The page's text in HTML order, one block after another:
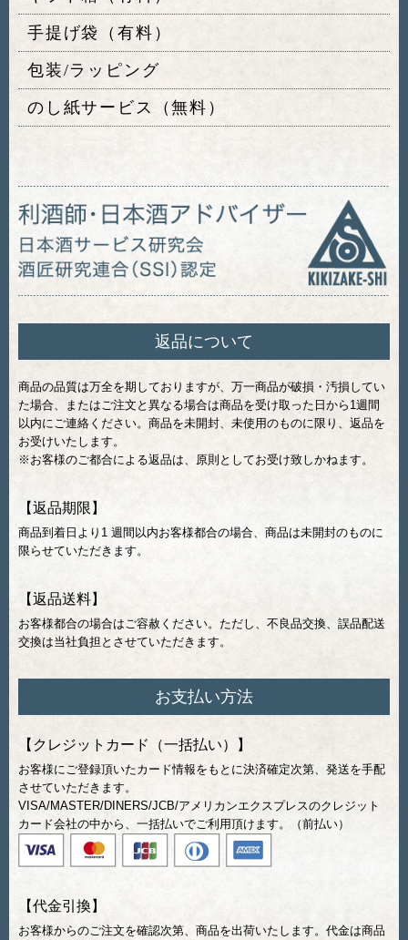
手提げ袋（有料）
包装/ラッピング
のし紙サービス（無料）
返品について
商品の品質は万全を期しておりますが、万一商品が破損・汚損してい
た場合、またはご注文と異なる場合は商品を受け取った日から1週間
以内にご連絡ください。商品を未開封、未使用のものに限り、返品を
お受けいたします。
※お客様のご都合による返品は、原則としてお受け致しかねます。
【返品期限】
商品到着日より1 週間以内お客様都合の場合、商品は未開封のものに
限らせていただきます。
【返品送料】
お客様都合の場合はご容赦ください。ただし、不良品交換、誤品配送
交換は当社負担とさせていただきます。
お支払い方法
【クレジットカード（一括払い）】
お客様にご登録頂いたカード情報をもとに決済確定次第、発送を手配
させていただきます。
VISA/MASTER/DINERS/JCB/アメリカンエクスプレスのクレジット
カード会社の中から、一括払いでご利用頂けます。（前払い）
【代金引換】
お客様からのご注文を確認次第、商品を出荷いたします。代金は商品